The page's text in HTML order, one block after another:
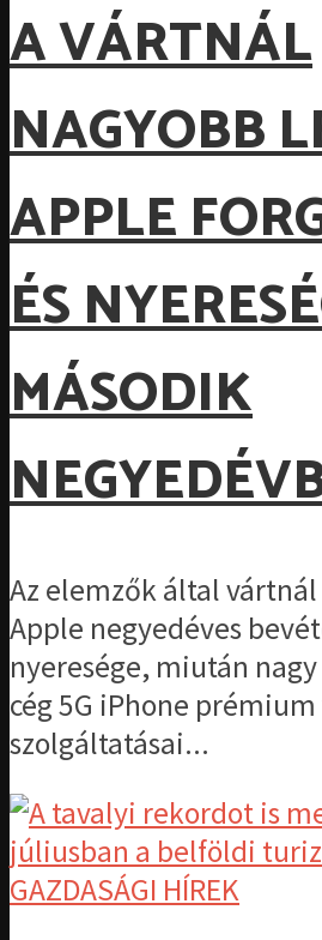
A VÁRTNÁL
NAGYOBB
APPLE
ÉS
MÁSODIK
Az elemzők által
Apple negyedéves
nyeresége, miután
cég 5G iPhone
szolgáltatásai...
GAZDASÁGI HÍREK